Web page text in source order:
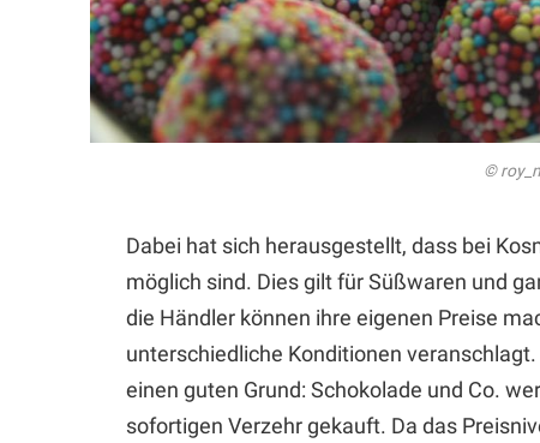
©
Dabei hat sich herausgestellt, dass bei
möglich sind. Dies gilt für Süßwaren und
die Händler können ihre eigenen Preise
unterschiedliche Konditionen
einen guten Grund: Schokolade und Co.
sofortigen Verzehr gekauft. Da das